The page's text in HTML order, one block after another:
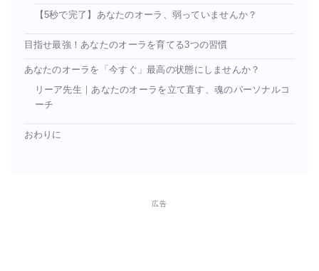
【5秒で完了】あなたのオーラ、弱っていませんか？
目指せ最強！あなたのオーラを育てる3つの習慣
あなたのオーラを「今すぐ」最高の状態にしませんか？
リーア先生｜あなたのオーラを立て直す、魂のパーソナルコ
ーチ
おわりに
広告